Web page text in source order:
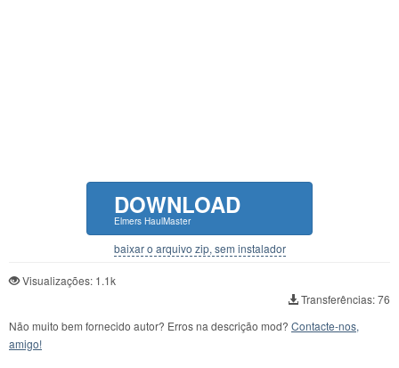
DOWNLOAD
Elmers HaulMaster
baixar o arquivo zip, sem instalador
Visualizações: 1.1k
Transferências: 76
Não muito bem fornecido autor? Erros na descrição mod? Contacte-nos,
amigo!